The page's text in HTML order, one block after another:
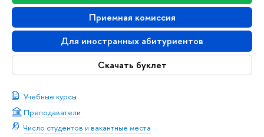
Приемная комиссия
Для иностранных абитуриентов
Скачать буклет
Учебные курсы
Преподаватели
Число студентов и вакантные места